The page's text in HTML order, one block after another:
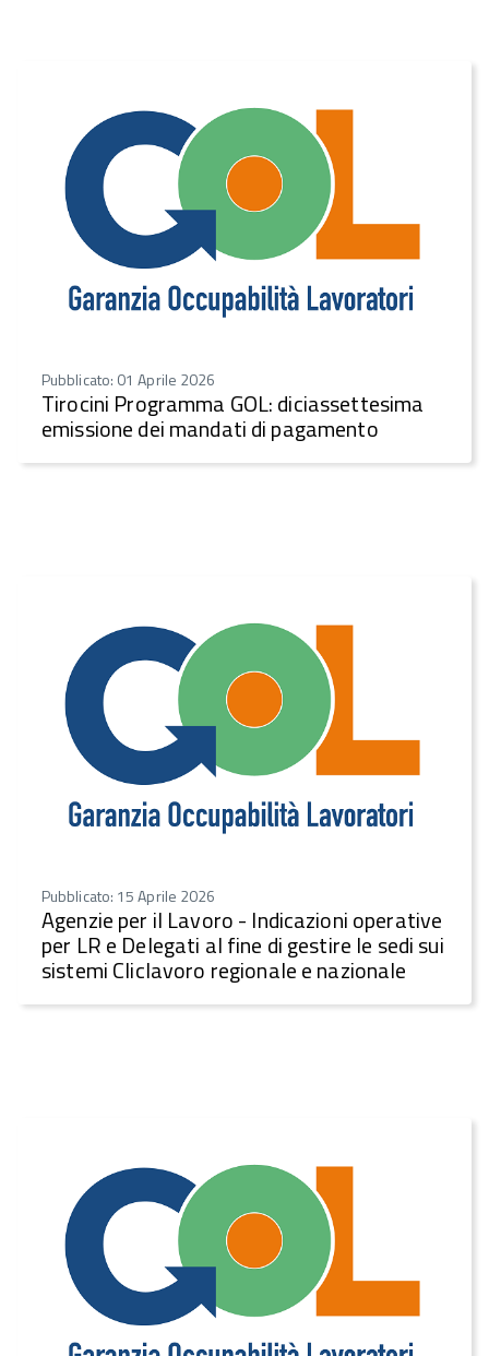
Pubblicato: 01 Aprile 2026
Tirocini Programma GOL: diciassettesima
emissione dei mandati di pagamento
Pubblicato: 15 Aprile 2026
Agenzie per il Lavoro - Indicazioni operative
per LR e Delegati al fine di gestire le sedi sui
sistemi Cliclavoro regionale e nazionale